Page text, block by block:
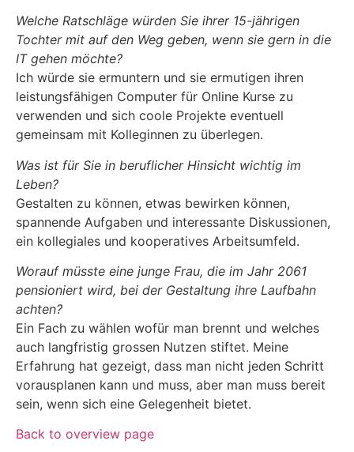
Welche Ratschläge würden Sie ihrer 15-jährigen
Tochter mit auf den Weg geben, wenn sie gern in die
IT gehen möchte?
Ich würde sie ermuntern und sie ermutigen ihren
leistungsfähigen Computer für Online Kurse zu
verwenden und sich coole Projekte eventuell
gemeinsam mit Kolleginnen zu überlegen.
Was ist für Sie in beruflicher Hinsicht wichtig im
Leben?
Gestalten zu können, etwas bewirken können,
spannende Aufgaben und interessante Diskussionen,
ein kollegiales und kooperatives Arbeitsumfeld.
Worauf müsste eine junge Frau, die im Jahr 2061
pensioniert wird, bei der Gestaltung ihre Laufbahn
achten?
Ein Fach zu wählen wofür man brennt und welches
auch langfristig grossen Nutzen stiftet. Meine
Erfahrung hat gezeigt, dass man nicht jeden Schritt
vorausplanen kann und muss, aber man muss bereit
sein, wenn sich eine Gelegenheit bietet.
Back to overview page